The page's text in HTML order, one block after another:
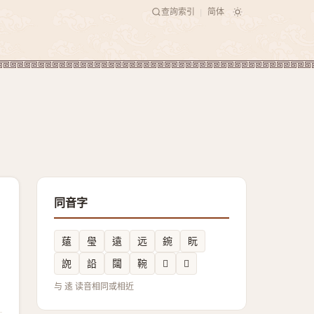
查詢索引 简体
同音字
薳 㼂 遠 远 鋺
盶
䛄
䛇 闧 䩩 𤾮 𧧁
与 逺 读音相同或相近